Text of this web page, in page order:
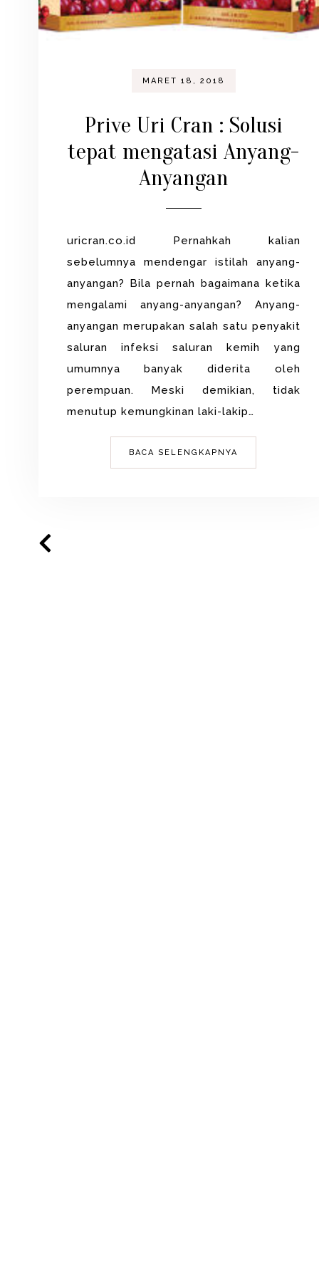
MARET 18, 2018
Prive Uri Cran : Solusi
tepat mengatasi Anyang-
Anyangan
uricran.co.id Pernahkah kalian
sebelumnya mendengar istilah anyang-
anyangan? Bila pernah bagaimana ketika
mengalami anyang-anyangan? Anyang-
anyangan merupakan salah satu penyakit
saluran infeksi saluran kemih yang
umumnya banyak diderita oleh
perempuan. Meski demikian, tidak
menutup kemungkinan laki-lakip…
BACA SELENGKAPNYA